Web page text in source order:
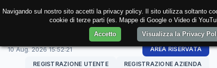
10 Aug. 202615:52:22 AREA RISERVATA
REGISTRAZIONE UTENTE REGISTRAZIONE AZIENDA
Navigando sul nostro sito accetti la privacy policy. Il sito utilizza soltanto
cookie di terze parti (es. Mappe di Google o Video di
Accetto
Visualizza la Privacy